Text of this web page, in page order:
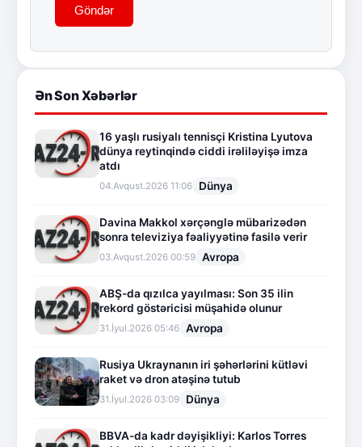
Göndər
Ən Son Xəbərlər
16 yaşlı rusiyalı tennisçi Kristina Lyutova
dünya reytinqində ciddi irəliləyişə imza
atdı
04.Avqust.2026 11:06 Dünya
Davina Makkol xərçənglə mübarizədən
sonra televiziya fəaliyyətinə fasilə verir
03.Avqust.2026 00:59 Avropa
ABŞ-da qızılca yayılması: Son 35 ilin
rekord göstəricisi müşahidə olunur
31.İyul.2026 05:46 Avropa
Rusiya Ukraynanın iri şəhərlərini kütləvi
raket və dron atəşinə tutub
31.İyul.2026 03:09 Dünya
BBVA-da kadr dəyişikliyi: Karlos Torres